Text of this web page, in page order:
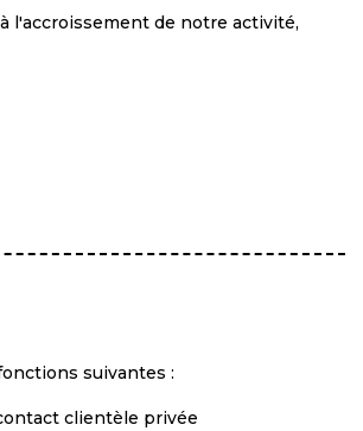
l'accroissement de notre activité,
suivantes :
clientèle privée